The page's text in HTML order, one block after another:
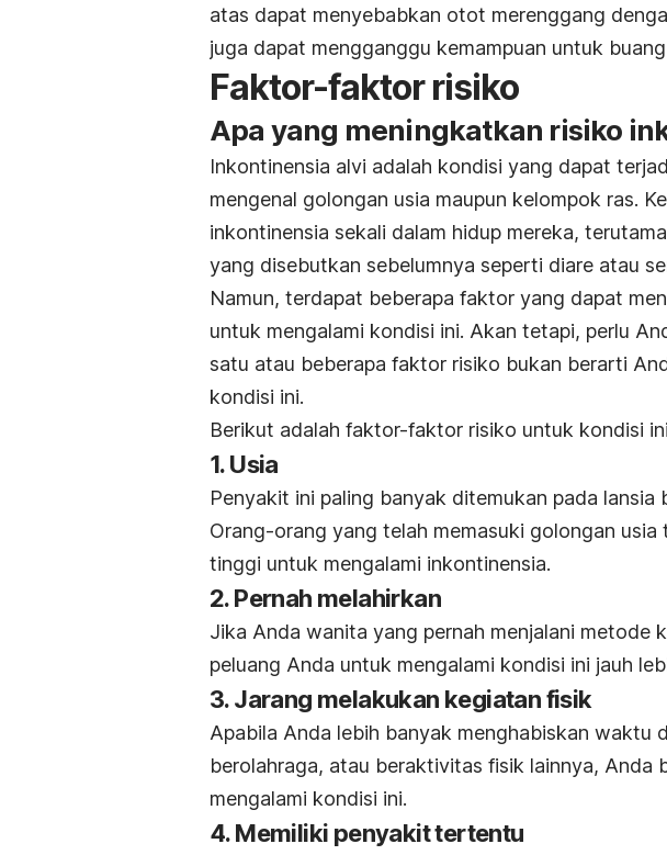
atas dapat menyebabkan otot merenggang
juga dapat mengganggu kemampuan untuk
Faktor-faktor risiko
Apa yang meningkatkan risiko
Inkontinensia alvi adalah kondisi yang dapat
mengenal golongan usia maupun kelompok ras.
inkontinensia sekali dalam hidup mereka,
yang disebutkan sebelumnya seperti diare atau
Namun, terdapat beberapa faktor yang dapat
untuk mengalami kondisi ini. Akan tetapi, perlu
satu atau beberapa faktor risiko bukan berarti
kondisi ini.
Berikut adalah faktor-faktor risiko untuk kondisi
1. Usia
Penyakit ini paling banyak ditemukan pada lansia
Orang-orang yang telah memasuki golongan
tinggi untuk mengalami inkontinensia.
2. Pernah melahirkan
Jika Anda wanita yang pernah menjalani metode
peluang Anda untuk mengalami kondisi ini jauh
3. Jarang melakukan kegiatan fisik
Apabila Anda lebih banyak menghabiskan waktu
berolahraga, atau beraktivitas fisik lainnya, Anda
mengalami kondisi ini.
4. Memiliki penyakit tertentu